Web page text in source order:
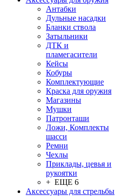
Антабки
Дульные насадки
Бланки ствола
Затыльники
ДТК и
пламегасители
Кейсы
Кобуры
Комплектующие
Краска для оружия
Магазины
Мушки
Патронташи
Ложи, Комплекты
шасси
Ремни
Чехлы
Приклады, цевья и
рукоятки
+ ЕЩЕ 6
Аксессуары для стрельбы